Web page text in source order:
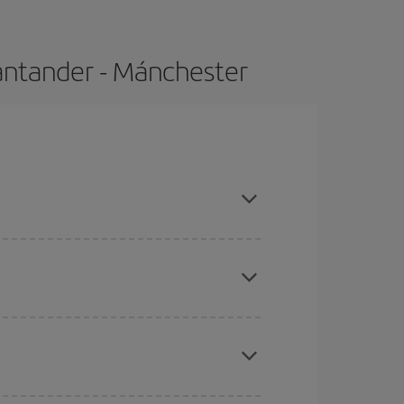
- Mánchester